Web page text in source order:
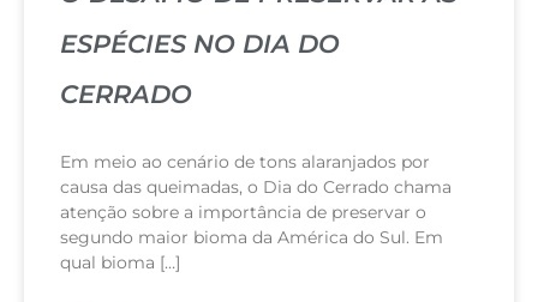
ESPÉCIES NO DIA DO
CERRADO
Em meio ao cenário de tons alaranjados por
causa das queimadas, o Dia do Cerrado chama
atenção sobre a importância de preservar o
segundo maior bioma da América do Sul. Em
qual bioma […]